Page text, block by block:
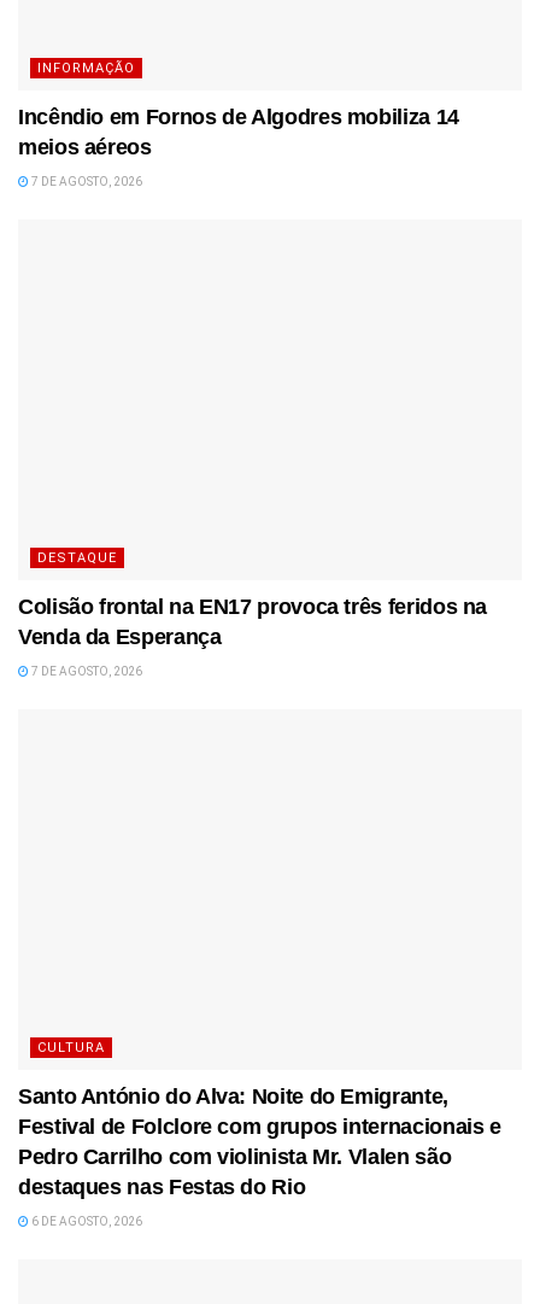
INFORMAÇÃO
Incêndio em Fornos de Algodres mobiliza 14
meios aéreos
7 DE AGOSTO, 2026
DESTAQUE
Colisão frontal na EN17 provoca três feridos na
Venda da Esperança
7 DE AGOSTO, 2026
CULTURA
Santo António do Alva: Noite do Emigrante,
Festival de Folclore com grupos internacionais e
Pedro Carrilho com violinista Mr. Vlalen são
destaques nas Festas do Rio
6 DE AGOSTO, 2026